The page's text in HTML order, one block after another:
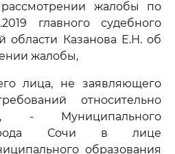
жалобы по
главного судебного
области Казанова Е.Н. об
жалобы,
лица, не заявляющего
относительно
- Муниципального
Сочи в лице
образования